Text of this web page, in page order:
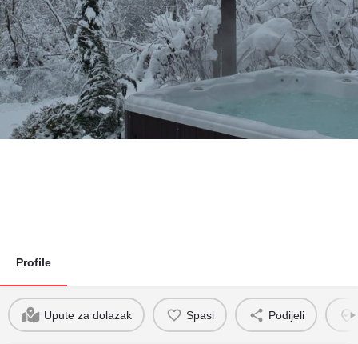
Profile
Upute za dolazak Spasi Podijeli